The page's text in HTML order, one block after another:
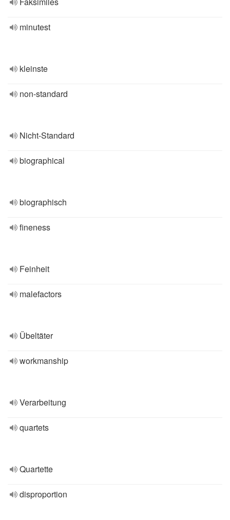
minutest
kleinste
non-standard
Nicht-Standard
biographical
biographisch
fineness
Feinheit
malefactors
Übeltäter
workmanship
Verarbeitung
quartets
Quartette
disproportion